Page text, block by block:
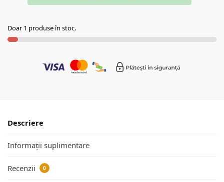
Doar 1 produse în stoc.
Descriere
Informații suplimentare
Recenzii 0